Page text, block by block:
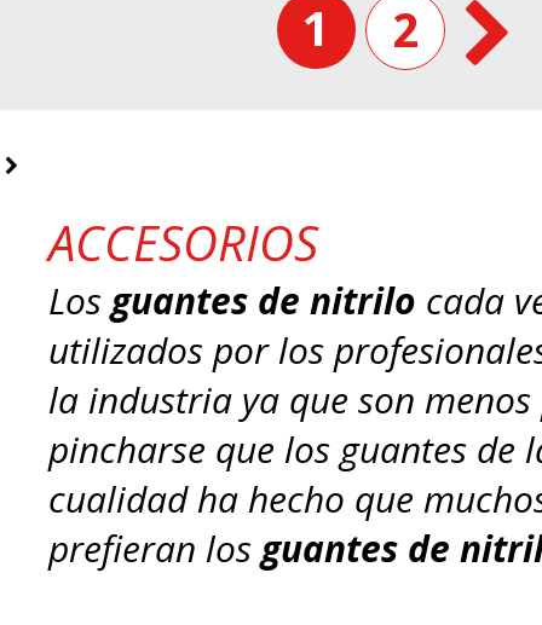
1 2
ACCESORIOS
Losguantes de nitrilo cada
utilizados por los
la industria ya que son
pincharse que los guantes de
cualidad ha hecho que
prefieran losguantes de